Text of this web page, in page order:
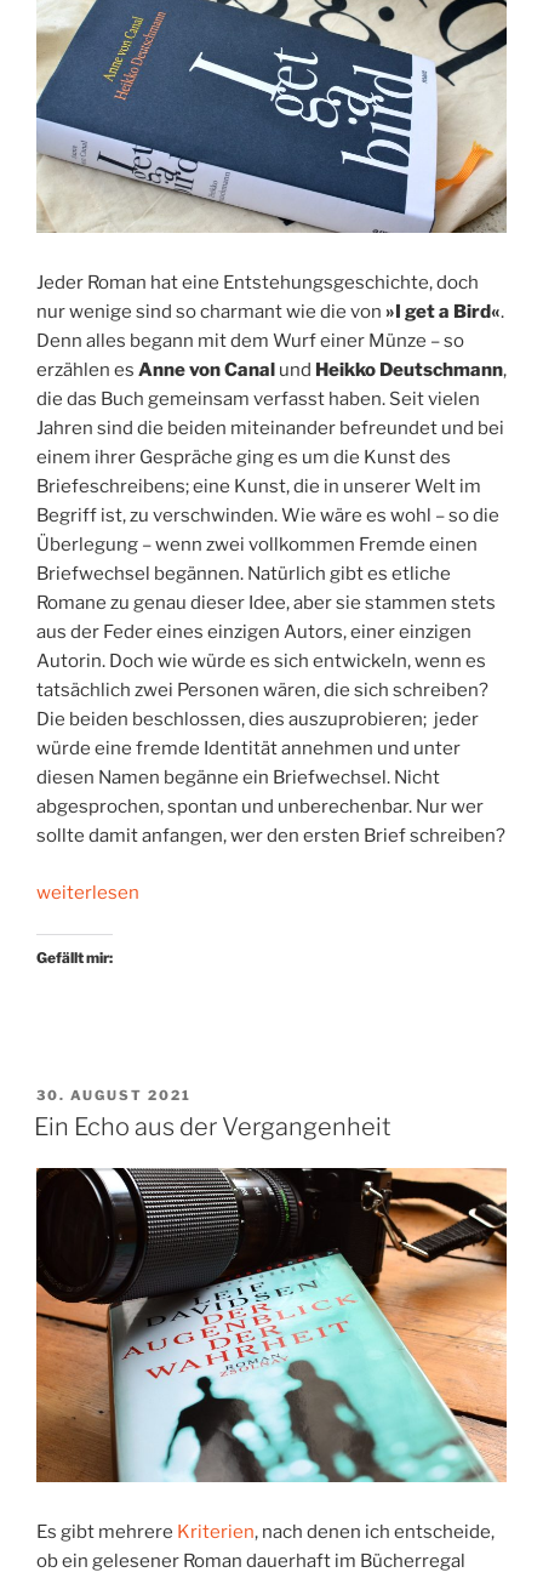
Jeder Roman hat eine Entstehungsgeschichte, doch
nur wenige sind so charmant wie die von »I get a Bird«.
Denn alles begann mit dem Wurf einer Münze – so
erzählen es Anne von Canal und Heikko Deutschmann,
die das Buch gemeinsam verfasst haben. Seit vielen
Jahren sind die beiden miteinander befreundet und bei
einem ihrer Gespräche ging es um die Kunst des
Briefeschreibens; eine Kunst, die in unserer Welt im
Begriff ist, zu verschwinden. Wie wäre es wohl – so die
Überlegung – wenn zwei vollkommen Fremde einen
Briefwechsel begännen. Natürlich gibt es etliche
Romane zu genau dieser Idee, aber sie stammen stets
aus der Feder eines einzigen Autors, einer einzigen
Autorin. Doch wie würde es sich entwickeln, wenn es
tatsächlich zwei Personen wären, die sich schreiben?
Die beiden beschlossen, dies auszuprobieren; jeder
würde eine fremde Identität annehmen und unter
diesen Namen begänne ein Briefwechsel. Nicht
abgesprochen, spontan und unberechenbar. Nur wer
sollte damit anfangen, wer den ersten Brief schreiben?
„Aus
Münzwurf
weiterlesen
Gefällt mir:
VERÖFFENTLICHT
AM
30. AUGUST 2021
Ein Echo aus der Vergangenheit
Es gibt mehrere Kriterien, nach denen ich entscheide,
ob ein gelesener Roman dauerhaft im Bücherregal